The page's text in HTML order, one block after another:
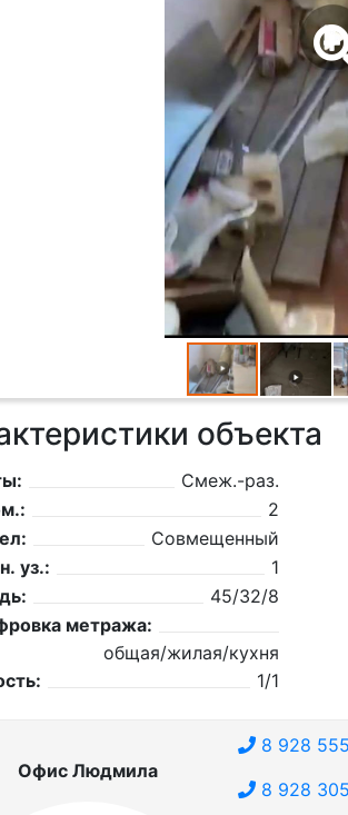
объекта
Смеж.-раз.
2
Совмещенный
уз.:
1
45/32/8
метража:
общая/жилая/кухня
1/1
Офис Людмила
8 928
8 928